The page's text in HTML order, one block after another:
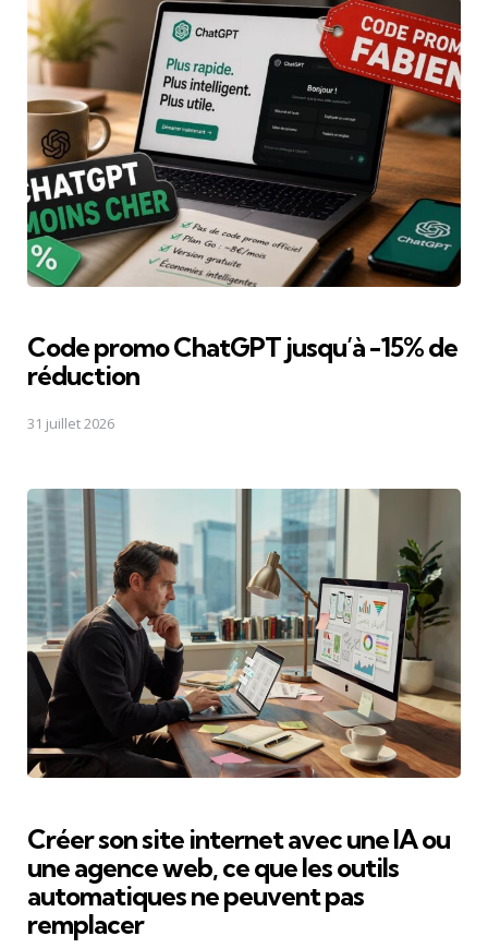
Code promo ChatGPT jusqu’à -15% de
réduction
31 juillet 2026
Créer son site internet avec une IA ou
une agence web, ce que les outils
automatiques ne peuvent pas
remplacer